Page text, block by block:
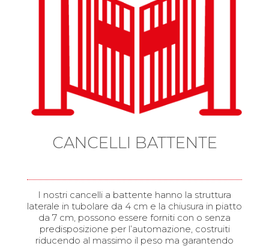
CANCELLI BATTENTE
I nostri cancelli a battente hanno la struttura
laterale in tubolare da 4 cm e la chiusura in piatto
da 7 cm, possono essere forniti con o senza
predisposizione per l’automazione, costruiti
riducendo al massimo il peso ma garantendo